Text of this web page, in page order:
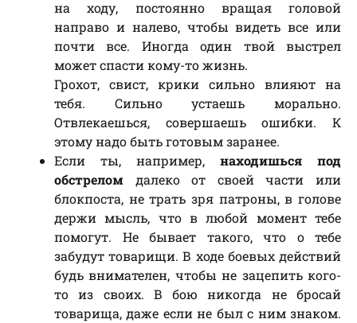
на ходу, постоянно вращая головой
направо и налево, чтобы видеть все или
почти все. Иногда один твой выстрел
может спасти кому-то жизнь.
Грохот, свист, крики сильно влияют на
тебя. Сильно устаешь морально.
Отвлекаешься, совершаешь ошибки. К
этому надо быть готовым заранее.
Если ты, например, находишься под
обстрелом далеко от своей части или
блокпоста, не трать зря патроны, в голове
держи мысль, что в любой момент тебе
помогут. Не бывает такого, что о тебе
забудут товарищи. В ходе боевых действий
будь внимателен, чтобы не зацепить кого-
то из своих. В бою никогда не бросай
товарища, даже если не был с ним знаком.